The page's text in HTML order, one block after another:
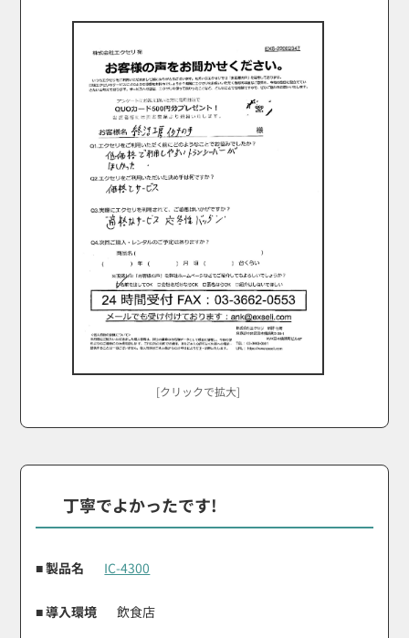
[クリックで拡大]
丁寧でよかったです!
■ 製品名 IC-4300
■ 導入環境 飲食店